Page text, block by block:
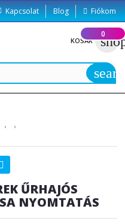
Kapcsolat Blog Fiókom
KOSÁR
0
ŰRHAJÓS
NYOMTATÁS